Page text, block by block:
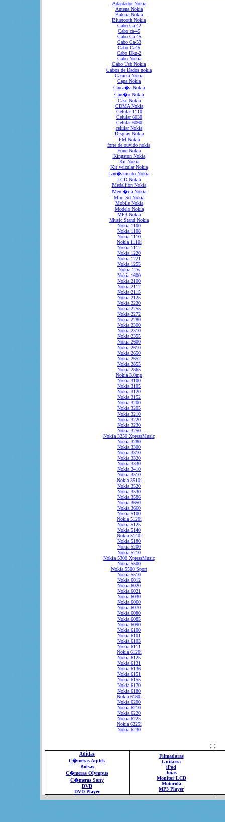
Adaptador Nokia
Antena Nokia
Bateria Nokia
Bluetooth Nokia
Cabo Ca-42
Cabo ca-45
Cabo Ca-45
Cabo Ca-53
Cabo Ca45
Cabo Dku-2
Cabo Nokia
Cabo Usb Nokia
Cabos de Dados nokia
Camera Nokia
Capa Nokia
Carca�a Nokia
Cart�o Nokia
Case Nokia
CDMA Nokia
Celular 1110
Celular 6030
Celular 6060
celular Nokia
Display Nokia
FM Nokia
fone de ouvido nokia
Fone Nokia
Kingston Nokia
Kit Nokia
Kit veicular Nokia
Lan�amento Nokia
LCD Nokia
Medallion Nokia
Mem�ria Nokia
Mini Sd Nokia
Mobile Nokia
Modelo Nokia
MP3 Nokia
Music Stand Nokia
Nokia 1100
Nokia 1108
Nokia 1110
Nokia 1110i
Nokia 1112
Nokia 1220
Nokia 1221
Nokia 1255
Nokia 12w
Nokia 1600
Nokia 2100
Nokia 2112
Nokia 2115
Nokia 2125
Nokia 2220
Nokia 2255
Nokia 2272
Nokia 2280
Nokia 2300
Nokia 2310
Nokia 2355
Nokia 2600
Nokia 2610
Nokia 2650
Nokia 2652
Nokia 2855
Nokia 2865
Nokia 3.0mp
Nokia 3100
Nokia 3105
Nokia 3120
Nokia 3152
Nokia 3200
Nokia 3205
Nokia 3210
Nokia 3220
Nokia 3230
Nokia 3250
Nokia 3250 XpressMusic
Nokia 3280
Nokia 3300
Nokia 3310
Nokia 3320
Nokia 3330
Nokia 3410
Nokia 3510
Nokia 3510i
Nokia 3520
Nokia 3530
Nokia 3586
Nokia 3650
Nokia 3660
Nokia 5100
Nokia 5120i
Nokia 5125
Nokia 5140
Nokia 5140i
Nokia 5180
Nokia 5200
Nokia 5210
Nokia 5300 XpressMusic
Nokia 5500
Nokia 5500 Sport
Nokia 5510
Nokia 6012
Nokia 6020
Nokia 6021
Nokia 6030
Nokia 6060
Nokia 6070
Nokia 6080
Nokia 6085
Nokia 6090
Nokia 6100
Nokia 6101
Nokia 6103
Nokia 6111
Nokia 6120i
Nokia 6125
Nokia 6131
Nokia 6136
Nokia 6151
Nokia 6155
Nokia 6170
Nokia 6180
Nokia 6180i
Nokia 6200
Nokia 6210
Nokia 6220
Nokia 6225
Nokia 6225i
Nokia 6230
; ;
Adidas
C�meras Aiptek
Bolsas
C�meras Olympus
C�meras Sony
DVD
DVD Player
Filmadoras
Guitarra
iPod
Joias
Monitor LCD
Motorola
MP3 Player